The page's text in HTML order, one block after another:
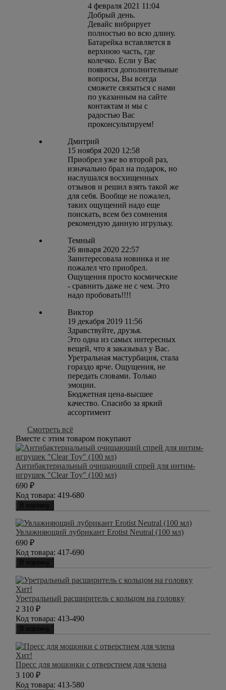
4 февраля 2021 11:04
Добрый день.
Девайс вибрирует
полностью во всю длину.
Батарейка вставляется в
верхнюю часть, где
колечко. Если у Вас
появятся дополнительные
вопросы, Вы всегда
сможете связаться с нами
по указанным на сайте
контактам и мы с
радостью Вас
проконсультируем!
Дмитрий
15 ноября 2020 12:58
Приобрел уже во второй раз,
изначально брал на подарок, но
наслушался восхищенных
отзывов и решил взять такой же
для себя. Вообще не пожалел,
таких ощущений надо еще
поискать, всем без сомнения
рекомендую данную игрульку.
Темный
26 января 2020 22:57
Заинтересовала новинка и не
пожалел что приобрел.
Ощущения просто космические
- сравнить даже не с чем. Это
надо пробовать!!!!
Виктор
19 декабря 2019 11:56
Здравствуйте, друзья.
Это одна из самых интересных
вещей, что я заказывал у Вас.
Уретральная мастурбация, стала
гораздо ярче. Ощущения, не
передать словами. Только
эмоции.
Бюджетная цена-высшее
качество. Спасибо за яркий
ассортимент
Смотреть всё
Вместе с этим товаром покупают
Антибактериальный очищающий спрей для интим-
игрушек "Clear Toy" (100 мл)
690 ₽
Код товара: 419-680
В корзину
Увлажняющий лубрикант Erotist Neutral (100 мл)
690 ₽
Код товара: 417-690
В корзину
Хит!
Уретральный расширитель с кольцом на головку
2 310 ₽
Код товара: 413-490
В корзину
Хит!
Пресс для мошонки с отверстием для члена
3 100 ₽
Код товара: 413-580